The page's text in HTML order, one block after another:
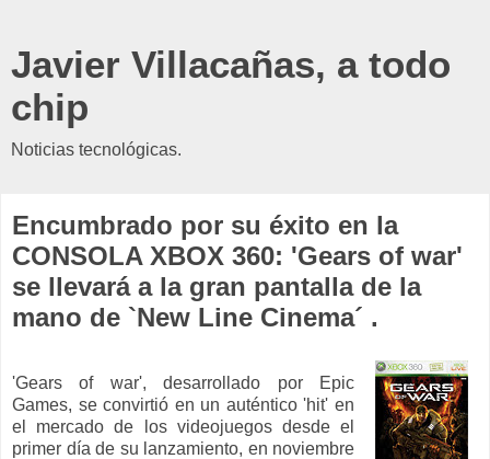
Javier Villacañas, a todo
chip
Noticias tecnológicas.
Encumbrado por su éxito en la
CONSOLA XBOX 360: 'Gears of war'
se llevará a la gran pantalla de la
mano de `New Line Cinema´ .
'Gears of war', desarrollado por Epic
Games, se convirtió en un auténtico 'hit' en
el mercado de los videojuegos desde el
primer día de su lanzamiento, en noviembre